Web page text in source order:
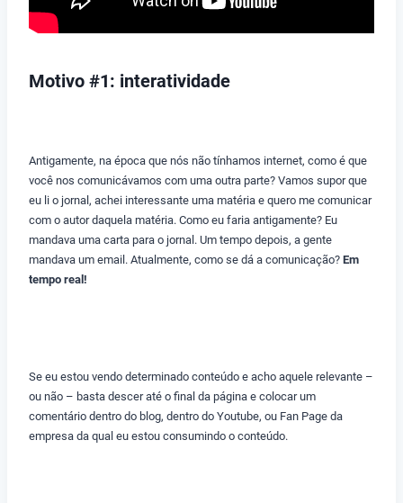
Motivo #1: interatividade
Antigamente, na época que nós não tínhamos internet, como é que
você nos comunicávamos com uma outra parte? Vamos supor que
eu li o jornal, achei interessante uma matéria e quero me comunicar
com o autor daquela matéria. Como eu faria antigamente? Eu
mandava uma carta para o jornal. Um tempo depois, a gente
mandava um email. Atualmente, como se dá a comunicação? Em
tempo real!
Se eu estou vendo determinado conteúdo e acho aquele relevante –
ou não – basta descer até o final da página e colocar um
comentário dentro do blog, dentro do Youtube, ou Fan Page da
empresa da qual eu estou consumindo o conteúdo.